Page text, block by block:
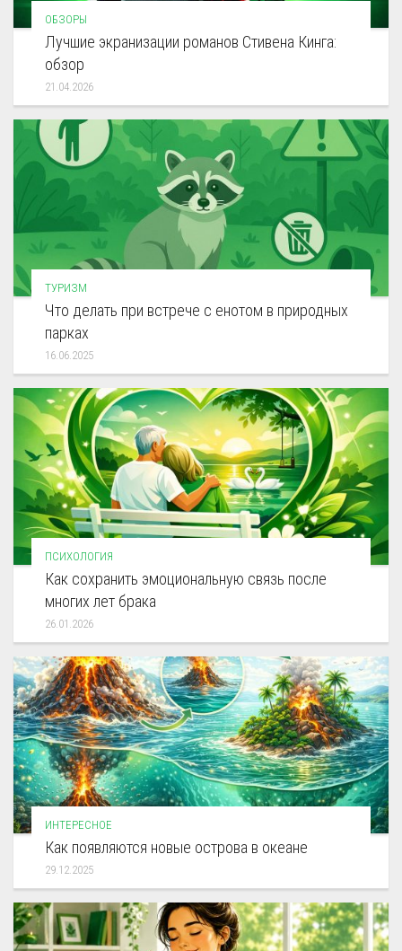
ОБЗОРЫ
Лучшие экранизации романов Стивена Кинга:
обзор
21.04.2026
ТУРИЗМ
Что делать при встрече с енотом в природных
парках
16.06.2025
ПСИХОЛОГИЯ
Как сохранить эмоциональную связь после
многих лет брака
26.01.2026
ИНТЕРЕСНОЕ
Как появляются новые острова в океане
29.12.2025